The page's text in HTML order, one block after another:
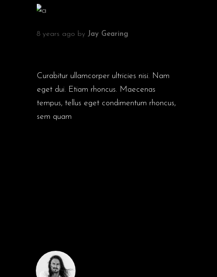
8 years ago by Jay Gearing
Curabitur ullamcorper ultricies nisi. Nam
eget dui. Etiam rhoncus. Maecenas
tempus, tellus eget condimentum rhoncus,
sem quam